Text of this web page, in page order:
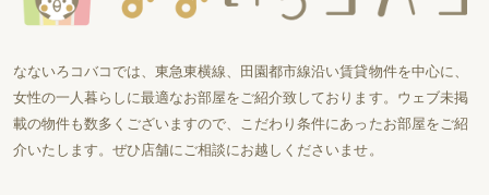
なないろコバコでは、東急東横線、田園都市線沿い賃貸物件を中心に、
女性の一人暮らしに最適なお部屋をご紹介致しております。ウェブ未掲
載の物件も数多くございますので、こだわり条件にあったお部屋をご紹
介いたします。ぜひ店舗にご相談にお越しくださいませ。